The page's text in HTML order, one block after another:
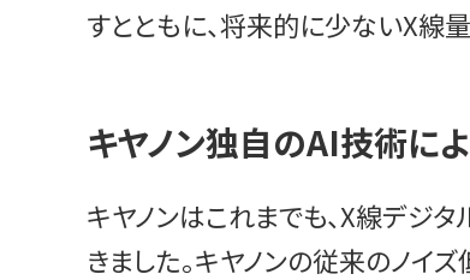
すとともに、将来的に少ないX線
キヤノン独自のAI技術に
キヤノンはこれまでも、X線デジ
きました。キヤノンの従来のノ